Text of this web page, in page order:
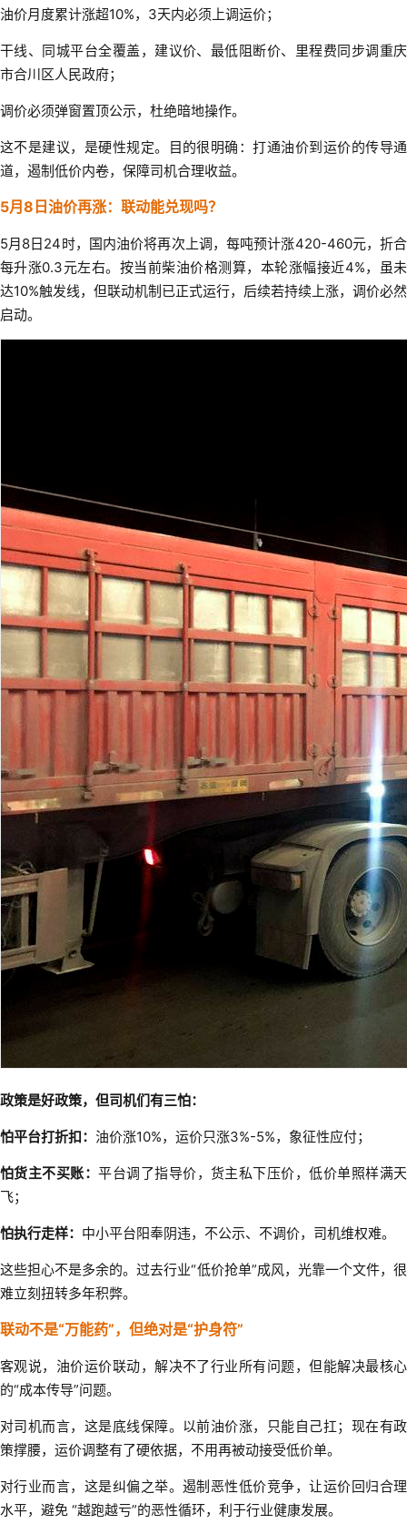
油价月度累计涨超10%，3天内必须上调运价；
干线、同城平台全覆盖，建议价、最低阻断价、里程费同步调重庆
市合川区人民政府；
调价必须弹窗置顶公示，杜绝暗地操作。
这不是建议，是硬性规定。目的很明确：打通油价到运价的传导通
道，遏制低价内卷，保障司机合理收益。
5月8日油价再涨：联动能兑现吗？
5月8日24时，国内油价将再次上调，每吨预计涨420-460元，折合
每升涨0.3元左右。按当前柴油价格测算，本轮涨幅接近4%，虽未
达10%触发线，但联动机制已正式运行，后续若持续上涨，调价必然
启动。
政策是好政策，但司机们有三怕：
怕平台打折扣： 油价涨10%，运价只涨3%-5%，象征性应付；
怕货主不买账：平台调了指导价，货主私下压价，低价单照样满天
飞；
怕执行走样： 中小平台阳奉阴违，不公示、不调价，司机维权难。
这些担心不是多余的。过去行业“低价抢单”成风，光靠一个文件，很
难立刻扭转多年积弊。
联动不是“万能药”，但绝对是“护身符”
客观说，油价运价联动，解决不了行业所有问题，但能解决最核心
的“成本传导”问题。
对司机而言，这是底线保障。以前油价涨，只能自己扛；现在有政
策撑腰，运价调整有了硬依据，不用再被动接受低价单。
对行业而言，这是纠偏之举。遏制恶性低价竞争，让运价回归合理
水平，避免 “越跑越亏”的恶性循环，利于行业健康发展。